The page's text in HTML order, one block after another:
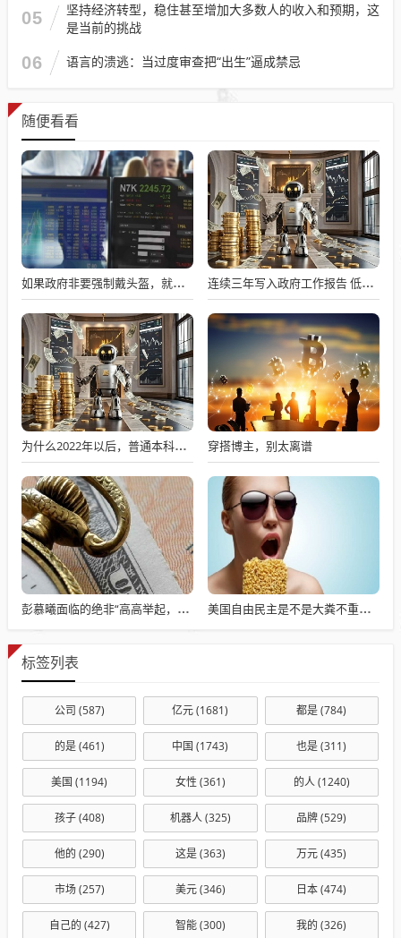
05
坚持经济转型，稳住甚至增加大多数人的收入和预期，这
是当前的挑战
06 语言的溃逃：当过度审查把“出生”逼成禁忌
随便看看
如果政府非要强制戴头盔，就得先让电动自行车有个放头盔的地方 连续三年写入政府工作报告 低空经济蓄势起飞 11只产业链个股获融资客大幅加仓
为什么2022年以后，普通本科招生男女比例数据没有了？ 穿搭博主，别太离谱
彭慕曦面临的绝非“高高举起，轻轻放下” 美国自由民主是不是大粪不重要，重要的是"美式自由民主"适合不适合中国人
标签列表
公司 (587) 亿元(1681) 都是(784)
的是(461) 中国 (1743) 也是(311)
美国 (1194) 女性 (361) 的人(1240)
孩子(408) 机器人(325) 品牌(529)
他的 (290) 这是(363) 万元(435)
市场(257) 美元(346) 日本(474)
自己的 (427) 智能(300) 我的 (326)